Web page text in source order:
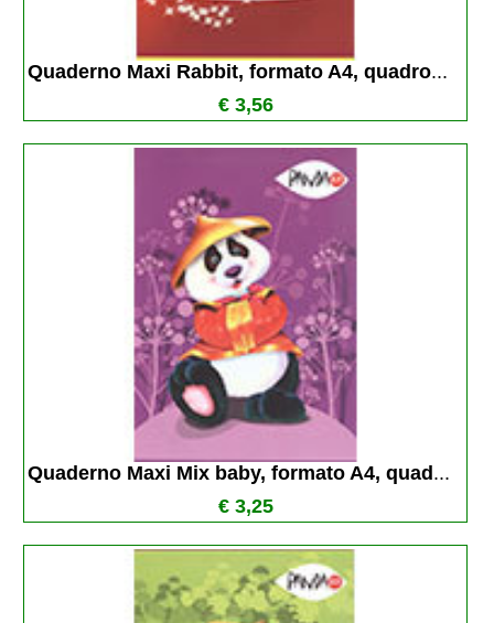
Quaderno Maxi Rabbit, formato A4, quadro...
€ 3,56
Quaderno Maxi Mix baby, formato A4, quad ...
€ 3,25